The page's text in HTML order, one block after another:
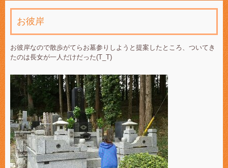
お彼岸
お彼岸なので散歩がてらお墓参りしようと提案したところ、ついてき
たのは長女が一人だけだった(T_T)